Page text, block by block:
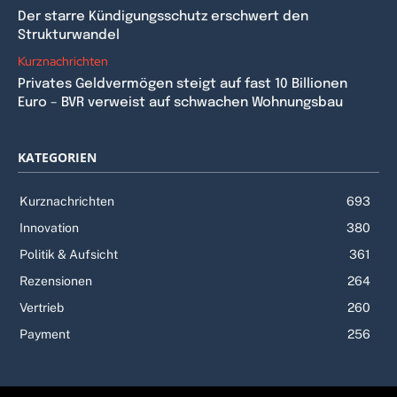
Der starre Kündigungsschutz erschwert den
Strukturwandel
Kurznachrichten
Privates Geldvermögen steigt auf fast 10 Billionen
Euro – BVR verweist auf schwachen Wohnungsbau
KATEGORIEN
Kurznachrichten
693
Innovation
380
Politik & Aufsicht
361
Rezensionen
264
Vertrieb
260
Payment
256